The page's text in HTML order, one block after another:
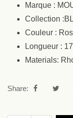
Marque :
Collection
Couleur :
Longueur :
Materials:
Share: